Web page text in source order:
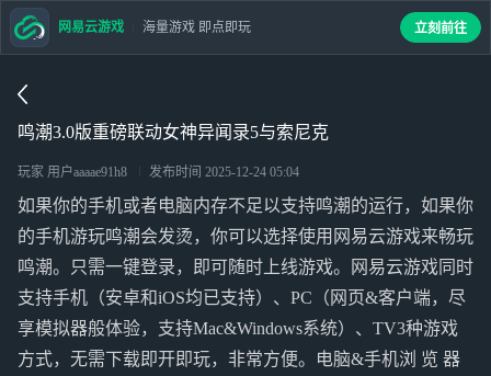
鸣潮3.0版重磅联动女神异闻录5与索尼克
玩家 用户aaaae91h8 发布时间 2025-12-24 05:04
如果你的手机或者电脑内存不足以支持鸣潮的运行，如果你
的手机游玩鸣潮会发烫，你可以选择使用网易云游戏来畅玩
鸣潮。只需一键登录，即可随时上线游戏。网易云游戏同时
支持手机（安卓和iOS均已支持）、PC（网页&客户端，尽
享模拟器般体验，支持Mac&Windows系统）、TV3种游戏
方式，无需下载即开即玩，非常方便。电脑&手机浏 览 器
网易云游戏 海量游戏 即点即玩 立刻前往